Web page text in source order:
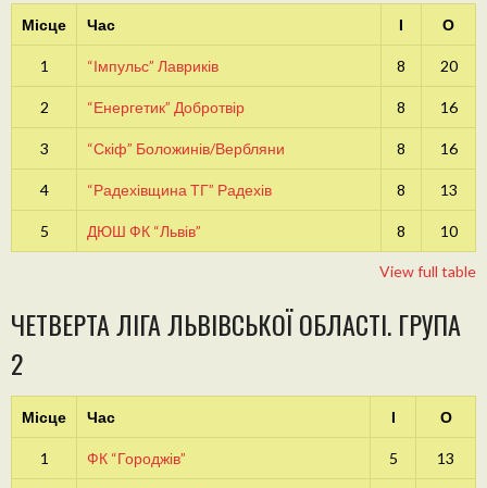
Місце Час І О
1 “Імпульс” Лавриків 8 20
2 “Енергетик” Добротвір 8 16
3 “Скіф” Боложинів/Вербляни 8 16
4 “Радехівщина ТГ” Радехів 8 13
5 ДЮШ ФК “Львів” 8 10
View full table
ЧЕТВЕРТА ЛІГА ЛЬВІВСЬКОЇ ОБЛАСТІ. ГРУПА
2
Місце Час І О
1 ФК “Городжів” 5 13